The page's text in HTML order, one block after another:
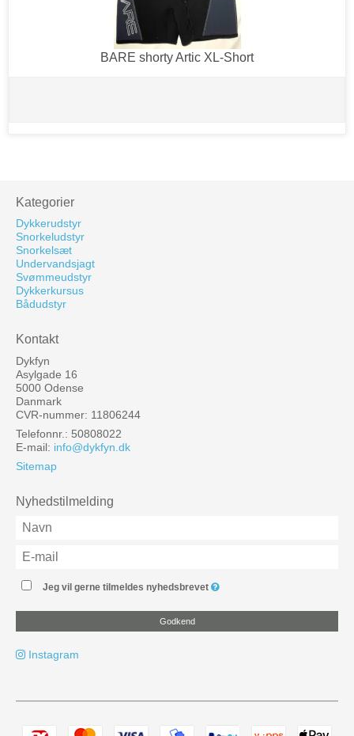
BARE shorty Artic XL-Short
Kategorier
Dykkerudstyr
Snorkeludstyr
Snorkelsæt
Undervandsjagt
Svømmeudstyr
Dykkerkursus
Bådudstyr
Kontakt
Dykfyn
Asylgade 16
5000 Odense
Danmark
CVR-nummer: 11806244
Telefonnr.: 50808022
E-mail: info@dykfyn.dk
Sitemap
Nyhedstilmelding
Jeg vil gerne tilmeldes nyhedsbrevet
Godkend
Instagram